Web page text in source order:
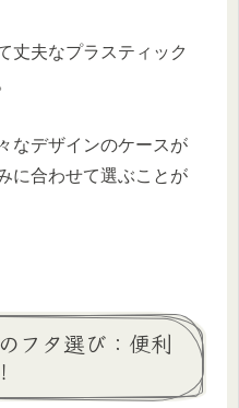
丈夫なプラスティック
なデザインのケースが
に合わせて選ぶことが
フタ選び：便利